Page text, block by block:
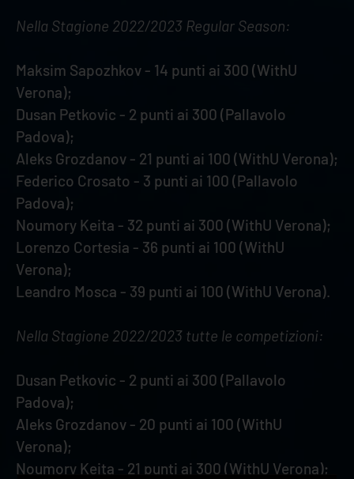
Nella Stagione 2022/2023 Regular Season:
Maksim Sapozhkov - 14 punti ai 300 (WithU
Verona);
Dusan Petkovic - 2 punti ai 300 (Pallavolo
Padova);
Aleks Grozdanov - 21 punti ai 100 (WithU Verona);
Federico Crosato - 3 punti ai 100 (Pallavolo
Padova);
Noumory Keita - 32 punti ai 300 (WithU Verona);
Lorenzo Cortesia - 36 punti ai 100 (WithU
Verona);
Leandro Mosca - 39 punti ai 100 (WithU Verona).
Nella Stagione 2022/2023 tutte le competizioni:
Dusan Petkovic - 2 punti ai 300 (Pallavolo
Padova);
Aleks Grozdanov - 20 punti ai 100 (WithU
Verona);
Noumory Keita - 21 punti ai 300 (WithU Verona);